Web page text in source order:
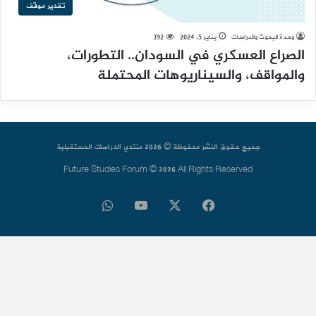
تقدير موقف
وحدة البحوث والدراسات يناير 5, 2024 392
الصراع العسكري في السودان.. التطورات،
والمواقف، والسيناريوهات المحتملة
جميع حقوق النشر محفوظة © 2026 منتدي الدراسات المستقبلية
Future Studies Forum © 2026 All Rights Reserved
فيسبوك ‫YouTube